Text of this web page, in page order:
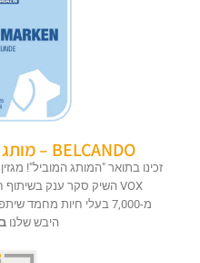
BELCANDO – מותג חיות המחמד המוביל
מ-7,000 בעלי חיות מחמד
היבש שלנו